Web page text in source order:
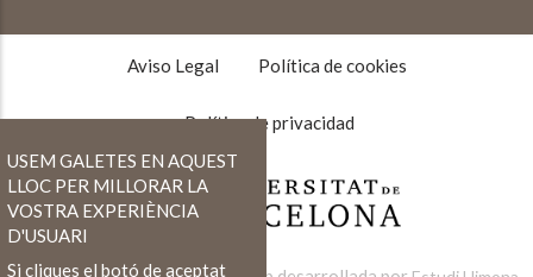
TEXTOS
Aviso Legal Política de cookies
Política de privacidad
USEM GALETES EN AQUEST
LLOC PER MILLORAR LA
VOSTRA EXPERIÈNCIA
D'USUARI
Si cliques el botó de aceptat